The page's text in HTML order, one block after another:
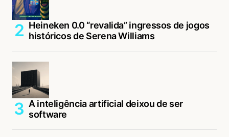
Heineken 0.0 “revalida” ingressos de jogos
históricos de Serena Williams
A inteligência artificial deixou de ser
software